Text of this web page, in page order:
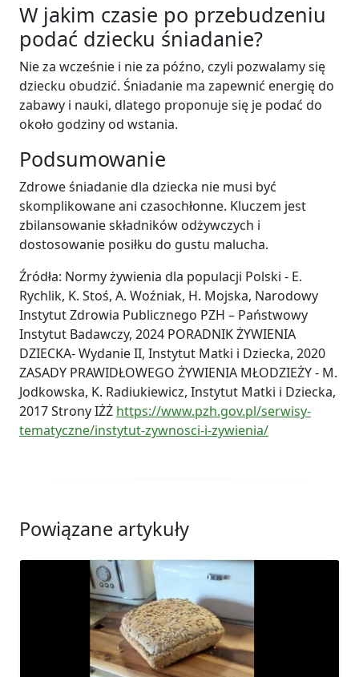
W jakim czasie po przebudzeniu
podać dziecku śniadanie?
Nie za wcześnie i nie za późno, czyli pozwalamy się
dziecku obudzić. Śniadanie ma zapewnić energię do
zabawy i nauki, dlatego proponuje się je podać do
około godziny od wstania.
Podsumowanie
Zdrowe śniadanie dla dziecka nie musi być
skomplikowane ani czasochłonne. Kluczem jest
zbilansowanie składników odżywczych i
dostosowanie posiłku do gustu malucha.
Źródła: Normy żywienia dla populacji Polski - E.
Rychlik, K. Stoś, A. Woźniak, H. Mojska, Narodowy
Instytut Zdrowia Publicznego PZH – Państwowy
Instytut Badawczy, 2024 PORADNIK ŻYWIENIA
DZIECKA- Wydanie II, Instytut Matki i Dziecka, 2020
ZASADY PRAWIDŁOWEGO ŻYWIENIA MŁODZIEŻY - M.
Jodkowska, K. Radiukiewicz, Instytut Matki i Dziecka,
2017 Strony IŻŻ https://www.pzh.gov.pl/serwisy-
tematyczne/instytut-zywnosci-i-zywienia/
Powiązane artykuły